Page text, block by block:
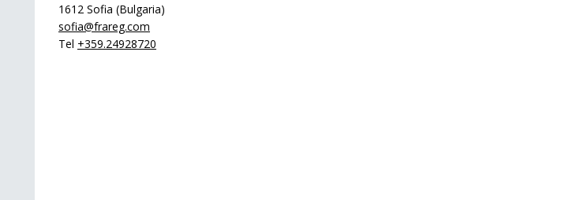
1612 Sofia (Bulgaria)
sofia@frareg.com
Tel +359.24928720